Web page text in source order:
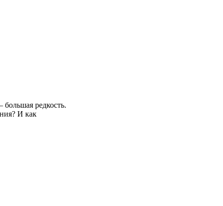
редкость.
И как